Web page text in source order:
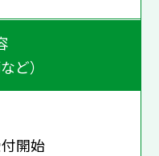
ど）
開始